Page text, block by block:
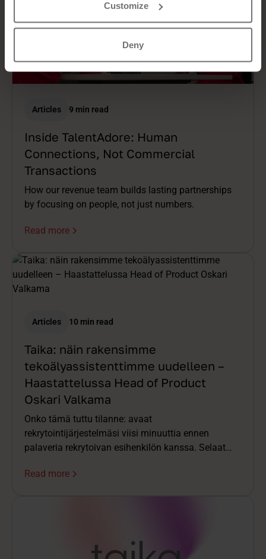
Customize
Deny
Articles 9 min read
Inside TalentAdore: Human
Connections, Not Commercial
Transactions
How our revenue team builds lasting partnerships
by focusing on people, not just numbers.
Read more
Articles 10 min read
Taika: näin rakensimme
tekoälyassistenttimme uudelleen –
Haastattelussa Head of Product
Oskari Valkama
Onko tämä tuttu tilanne: avaat
rekrytointijärjestelmäsi viisi minuuttia ennen
palaveria rekrytoivan esihenkilön kanssa. Selaat
muistiinpanoja ja kasaat kokonaiskuvaa päässäsi
Read more